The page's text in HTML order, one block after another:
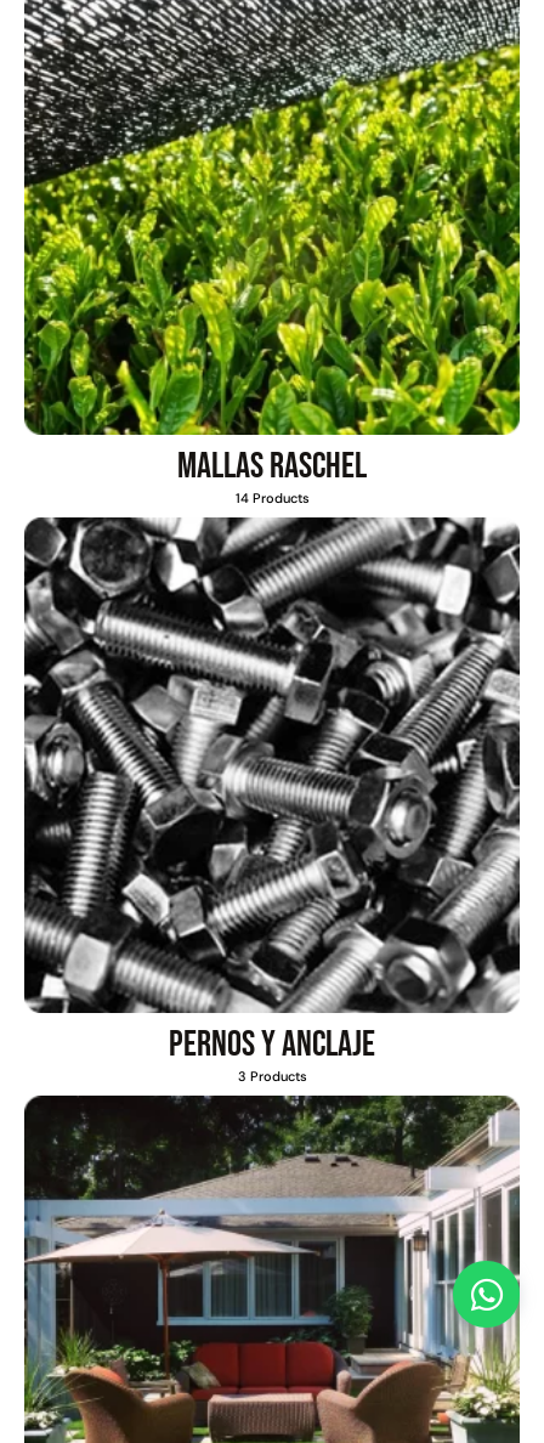
Mallas Raschel
14 Products
Pernos y anclaje
3 Products